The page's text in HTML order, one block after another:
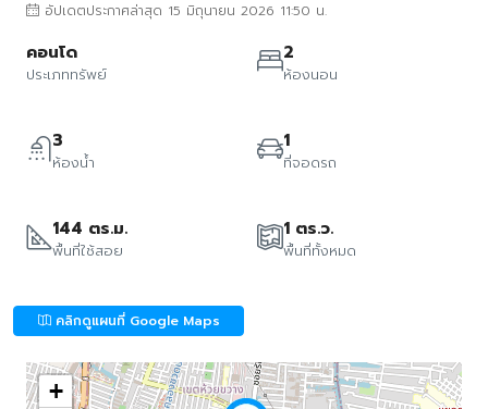
อัปเดตประกาศล่าสุด 15 มิถุนายน 2026 11:50 น.
คอนโด
ประเภททรัพย์
2
ห้องนอน
3
ห้องน้ำ
1
ที่จอดรถ
144 ตร.ม.
พื้นที่ใช้สอย
1 ตร.ว.
พื้นที่ทั้งหมด
คลิกดูแผนที่ Google Maps
+